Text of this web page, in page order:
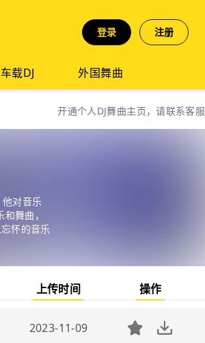
登录 注册
车载DJ 外国舞曲
开通个人DJ舞曲主页，请联系客服
对音乐
舞曲，
怀的音乐
上传时间 操作
2023-11-09